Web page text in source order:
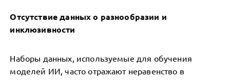
Отсутствие данных о разнообразии и
инклюзивности
Наборы данных, используемые для обучения
моделей ИИ, часто отражают неравенство в